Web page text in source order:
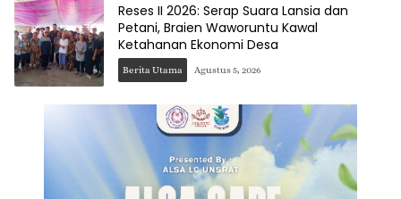
Reses II 2026: Serap Suara Lansia dan
Petani, Braien Waworuntu Kawal
Ketahanan Ekonomi Desa
Berita Utama Agustus 5, 2026